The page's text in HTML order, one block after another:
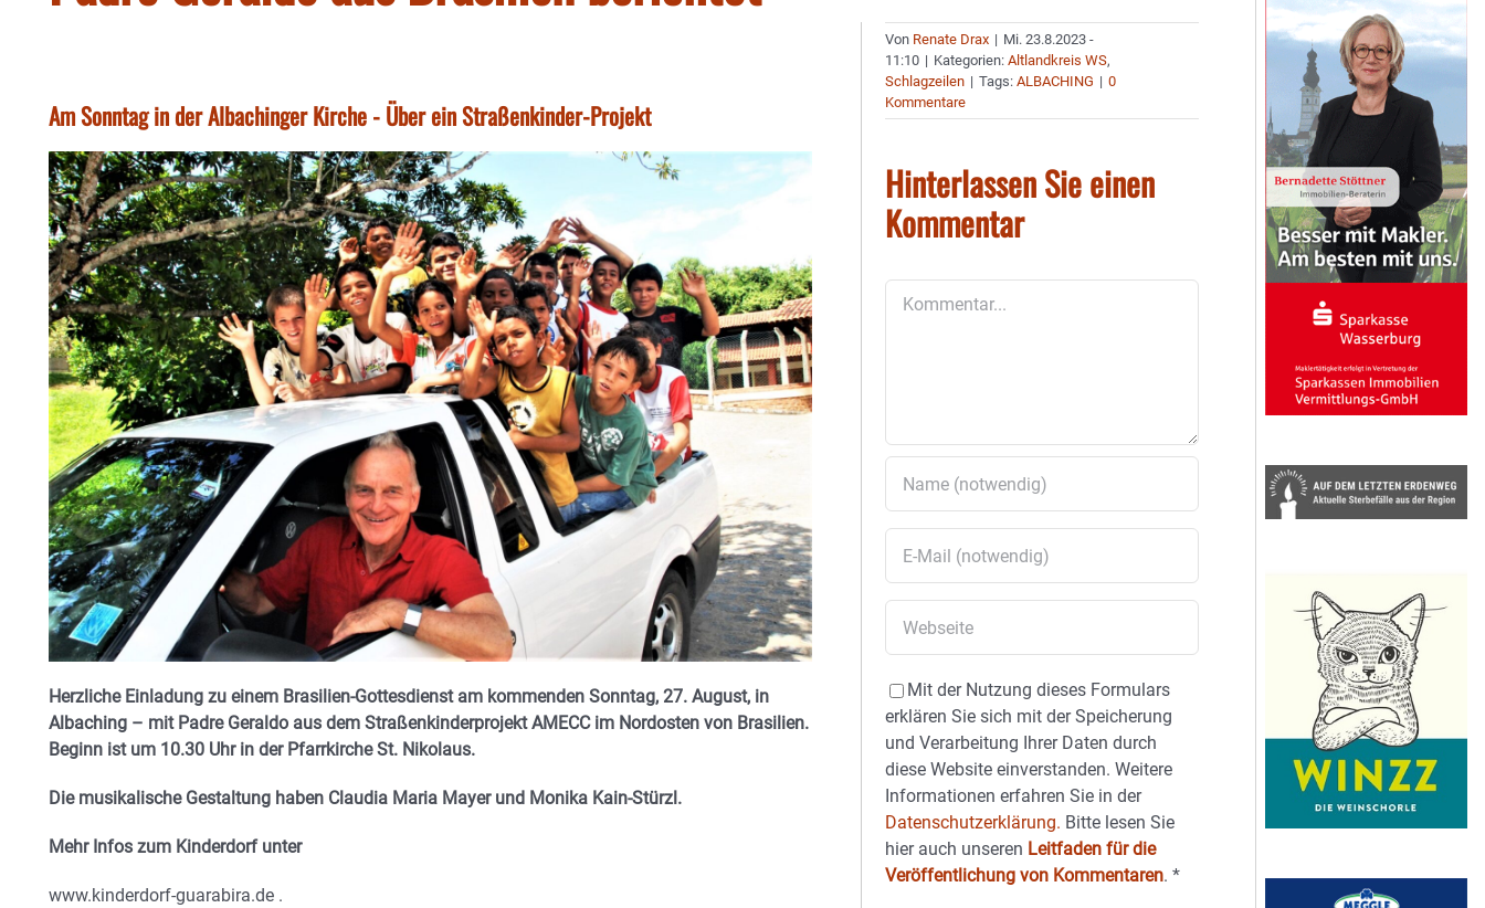
Am Sonntag in der Albachinger Kirche - Über ein Straßenkinder-Projekt
Herzliche Einladung zu einem Brasilien-Gottesdienst am kommenden Sonntag, 27. August, in
Albaching – mit Padre Geraldo aus dem Straßenkinderprojekt AMECC im Nordosten von Brasilien.
Beginn ist um 10.30 Uhr in der Pfarrkirche St. Nikolaus.
Die musikalische Gestaltung haben Claudia Maria Mayer und Monika Kain-Stürzl.
Mehr Infos zum Kinderdorf unter
www.kinderdorf-guarabira.de .
Von Renate Drax | Mi. 23.8.2023 -
11:10 | Kategorien:Altlandkreis WS,
Schlagzeilen | Tags:ALBACHING | 0
Kommentare
Hinterlassen Sie einen
Kommentar
Mit der Nutzung dieses Formulars
erklären Sie sich mit der Speicherung
und Verarbeitung Ihrer Daten durch
diese Website einverstanden. Weitere
Informationen erfahren Sie in der
Datenschutzerklärung. Bitte lesen Sie
hier auch unseren Leitfaden für die
Veröffentlichung von Kommentaren.*